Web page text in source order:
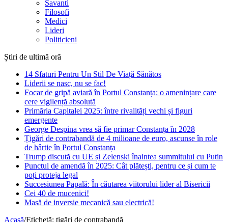
Savanti
Filosofi
Medici
Lideri
Politicieni
Știri de ultimă oră
14 Sfaturi Pentru Un Stil De Viață Sănătos
Liderii se nasc, nu se fac!
Focar de gripă aviară în Portul Constanța: o amenințare care
cere vigilență absolută
Primăria Capitalei 2025: între rivalități vechi și figuri
emergente
George Despina vrea să fie primar Constanța în 2028
Țigări de contrabandă de 4 milioane de euro, ascunse în role
de hârtie în Portul Constanța
Trump discută cu UE și Zelenski înaintea summitului cu Putin
Punctul de amendă în 2025: Cât plătești, pentru ce și cum te
poți proteja legal
Succesiunea Papală: În căutarea viitorului lider al Bisericii
Cei 40 de mucenici!
Masă de inversie mecanică sau electrică!
Acasă/Etichetă: țigări de contrabandă